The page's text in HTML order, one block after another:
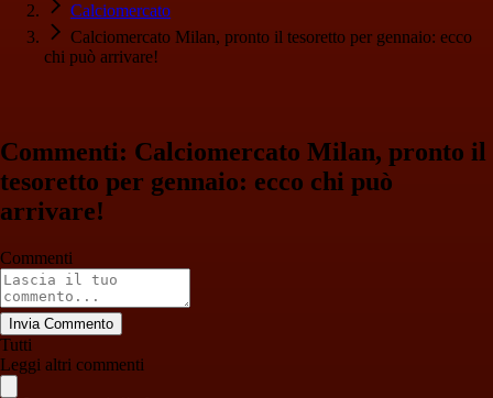
Calciomercato
Calciomercato Milan, pronto il tesoretto per gennaio: ecco
chi può arrivare!
Commenti: Calciomercato Milan, pronto il
tesoretto per gennaio: ecco chi può
arrivare!
Commenti
Invia Commento
Tutti
Leggi altri commenti